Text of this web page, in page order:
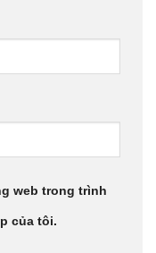
web trong trình
của tôi.